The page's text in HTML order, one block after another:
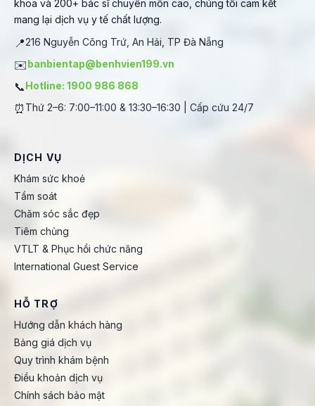
khoa và 200+ bác sĩ chuyên môn cao, chúng tôi cam kết
mang lại dịch vụ y tế chất lượng.
📍216 Nguyễn Công Trứ, An Hải, TP Đà Nẵng
✉️banbientap@benhvien199.vn
📞Hotline: 1900 986 868
⏰ Thứ 2–6: 7:00–11:00 & 13:30–16:30 | Cấp cứu 24/7
DỊCH VỤ
Khám sức khoẻ
Tầm soát
Chăm sóc sắc đẹp
Tiêm chủng
VTLT & Phục hồi chức năng
International Guest Service
HỖ TRỢ
Hướng dẫn khách hàng
Bảng giá dịch vụ
Quy trình khám bệnh
Điều khoản dịch vụ
Chính sách bảo mật